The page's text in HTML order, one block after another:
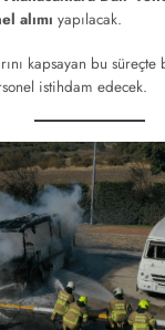
alımı yapılacak.
kapsayan bu
istihdam edecek.